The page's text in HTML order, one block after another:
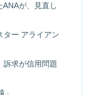
ANAが、見直し
ター アライアン
訴求が信用問題